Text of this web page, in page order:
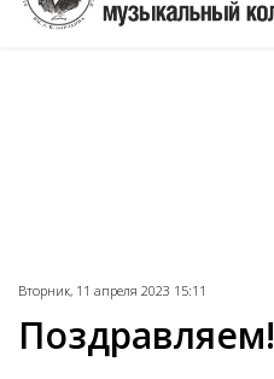
Вторник, 11 апреля 2023 15:11
Поздравляем!